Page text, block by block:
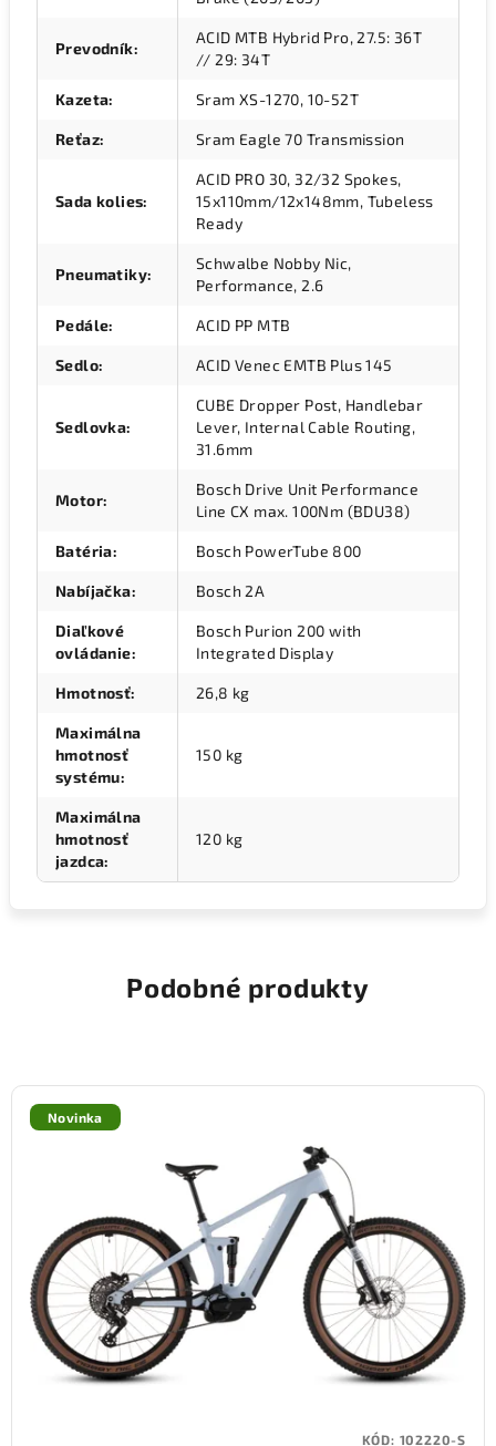
Prevodník:
ACID MTB Hybrid Pro, 27.5: 36T
// 29: 34T
Kazeta: Sram XS-1270, 10-52T
Reťaz: Sram Eagle 70 Transmission
Sada kolies:
ACID PRO 30, 32/32 Spokes,
15x110mm/12x148mm, Tubeless
Ready
Pneumatiky:
Schwalbe Nobby Nic,
Performance, 2.6
Pedále: ACID PP MTB
Sedlo: ACID Venec EMTB Plus 145
Sedlovka:
CUBE Dropper Post, Handlebar
Lever, Internal Cable Routing,
31.6mm
Motor:
Bosch Drive Unit Performance
Line CX max. 100Nm (BDU38)
Batéria: Bosch PowerTube 800
Nabíjačka: Bosch 2A
Diaľkové
ovládanie:
Bosch Purion 200 with
Integrated Display
Hmotnosť: 26,8 kg
Maximálna
hmotnosť
systému:
150 kg
Maximálna
hmotnosť
jazdca:
120 kg
Podobné produkty
Novinka
KÓD: 102220-S